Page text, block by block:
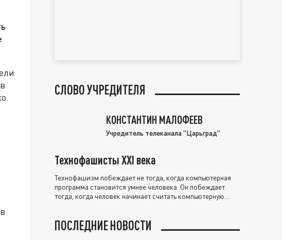
СЛОВО УЧРЕДИТЕЛЯ
КОНСТАНТИН МАЛОФЕЕВ
Учредитель телеканала "Царьград"
Технофашисты XXI века
Технофашизм побеждает не тогда, когда компьютерная
программа становится умнее человека. Он побеждает
тогда, когда человек начинает считать компьютерную
ПОСЛЕДНИЕ НОВОСТИ